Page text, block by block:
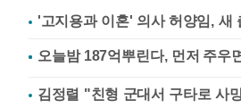
'고지용과 이혼' 의사 허양임, 새
김정렬 "친형 군대서 구타로 사